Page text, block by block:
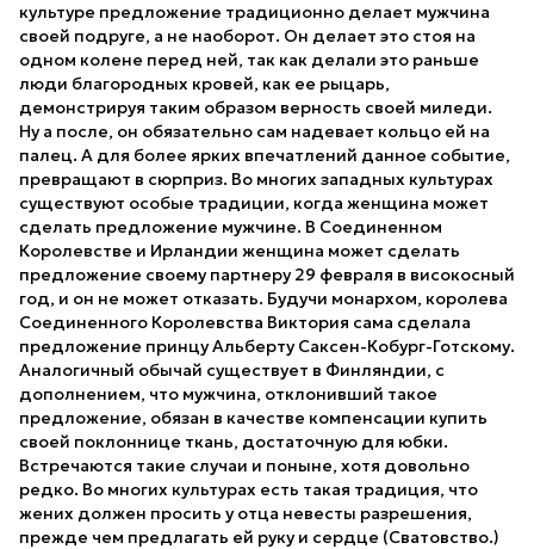
культуре предложение традиционно делает мужчина
своей подруге, а не наоборот. Он делает это стоя на
одном колене перед ней, так как делали это раньше
люди благородных кровей, как ее рыцарь,
демонстрируя таким образом верность своей миледи.
Ну а после, он обязательно сам надевает кольцо ей на
палец. А для более ярких впечатлений данное событие,
превращают в сюрприз. Во многих западных культурах
существуют особые традиции, когда женщина может
сделать предложение мужчине. В Соединенном
Королевстве и Ирландии женщина может сделать
предложение своему партнеру 29 февраля в високосный
год, и он не может отказать. Будучи монархом, королева
Соединенного Королевства Виктория сама сделала
предложение принцу Альберту Саксен-Кобург-Готскому.
Аналогичный обычай существует в Финляндии, с
дополнением, что мужчина, отклонивший такое
предложение, обязан в качестве компенсации купить
своей поклоннице ткань, достаточную для юбки.
Встречаются такие случаи и поныне, хотя довольно
редко. Во многих культурах есть такая традиция, что
жених должен просить у отца невесты разрешения,
прежде чем предлагать ей руку и сердце (Сватовство.)